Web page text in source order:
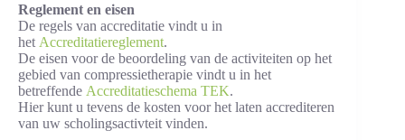
Reglement en eisen
De regels van accreditatie vindt u in
het Accreditatiereglement.
De eisen voor de beoordeling van de activiteiten op het
gebied van compressietherapie vindt u in het
betreffende Accreditatieschema TEK.
Hier kunt u tevens de kosten voor het laten accrediteren
van uw scholingsactivteit vinden.